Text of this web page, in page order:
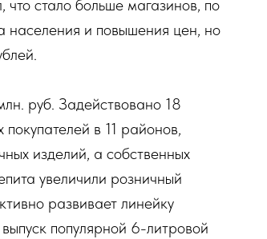
стало больше магазинов, по
населения и повышения цен, но
руб. Задействовано 18
в 11 районов,
изделий, а собственных
увеличили розничный
развивает линейку
популярной 6-литровой